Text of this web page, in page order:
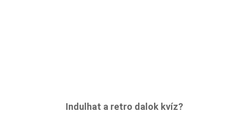
Indulhat a retro dalok kvíz?